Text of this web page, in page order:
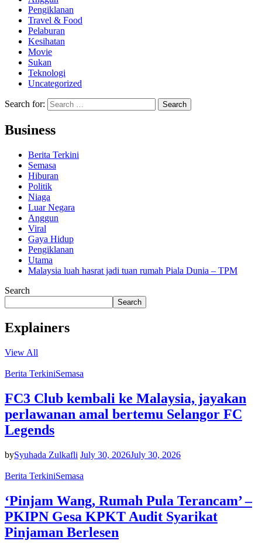
Pengiklanan
Travel & Food
Pelaburan
Kesihatan
Movie
Sukan
Teknologi
Uncategorized
Search for:
Business
Berita Terkini
Semasa
Hiburan
Politik
Niaga
Luar Negara
Anggun
Viral
Gaya Hidup
Pengiklanan
Utama
Malaysia luah hasrat jadi tuan rumah Piala Dunia – TPM
Search
Search
Explainers
View All
Berita TerkiniSemasa
FC3 Club kembali ke Malaysia, jayakan
perlawanan amal bertemu Selangor FC
Legends
bySyuhada Zulkafli July 30, 2026July 30, 2026
Berita TerkiniSemasa
‘Pinjam Wang, Rumah Pula Terancam’ –
PKIPN Gesa KPKT Audit Syarikat
Pinjaman Berlesen